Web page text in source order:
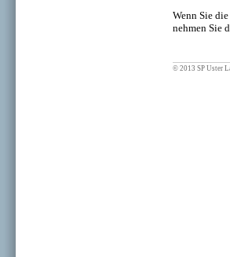
Wenn Sie
neh­men Sie
© 2013 SP Uster